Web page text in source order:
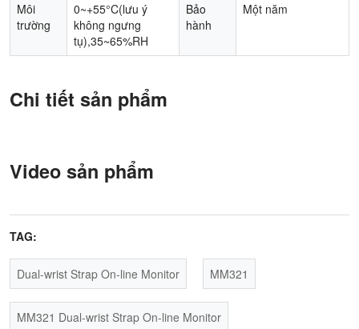
Môi
trường
0~+55°C(lưu ý
không ngưng
tụ),35~65%RH
Bảo
hành
Một năm
Chi tiết sản phẩm
Video sản phẩm
TAG:
Dual-wrist Strap On-line Monitor MM321
MM321 Dual-wrist Strap On-line Monitor